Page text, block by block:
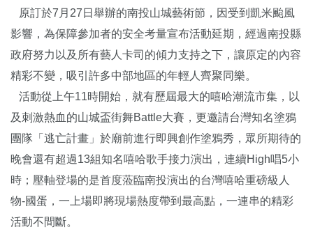
原訂於7月27日舉辦的南投山城藝術節，因受到凱米颱風
影響，為保障參加者的安全考量宣布活動延期，經過南投縣
政府努力以及所有藝人卡司的傾力支持之下，讓原定的內容
精彩不變，吸引許多中部地區的年輕人齊聚同樂。
活動從上午11時開始，就有歷屆最大的嘻哈潮流市集，以
及刺激熱血的山城盃街舞Battle大賽，更邀請台灣知名塗鴉
團隊「逃亡計畫」於廟前進行即興創作塗鴉秀，眾所期待的
晚會還有超過13組知名嘻哈歌手接力演出，連續High唱5小
時；壓軸登場的是首度蒞臨南投演出的台灣嘻哈重磅級人
物-國蛋，一上場即將現場熱度帶到最高點，一連串的精彩
活動不間斷。